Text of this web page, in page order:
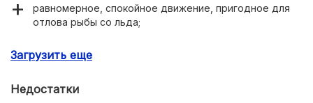
равномерное, спокойное движение, пригодное для
отлова рыбы со льда;
Загрузить еще
Недостатки